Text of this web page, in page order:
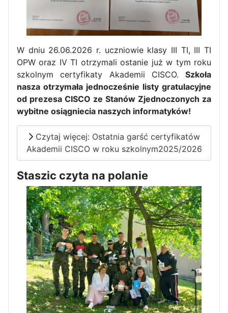
Zakończenie praktyk w
Rozpoczęcie kampanii „Gotowi
na kryzys” w ZSP w Iłży
Pierwszy tydzień praktyk
zawodowych naszych uczniów
w Portugalii za nami!
W dniu 26.06.2026 r. uczniowie klasy III TI, III TI
OPW oraz IV TI otrzymali ostanie już w tym roku
szkolnym certyfikaty Akademii CISCO. Szkoła
nasza otrzymała jednocześnie listy gratulacyjne
od prezesa CISCO ze Stanów Zjednoczonych za
wybitne osiągniecia naszych informatyków!
Czytaj więcej: Ostatnia garść certyfikatów
Akademii CISCO w roku szkolnym2025/2026
Staszic czyta na polanie